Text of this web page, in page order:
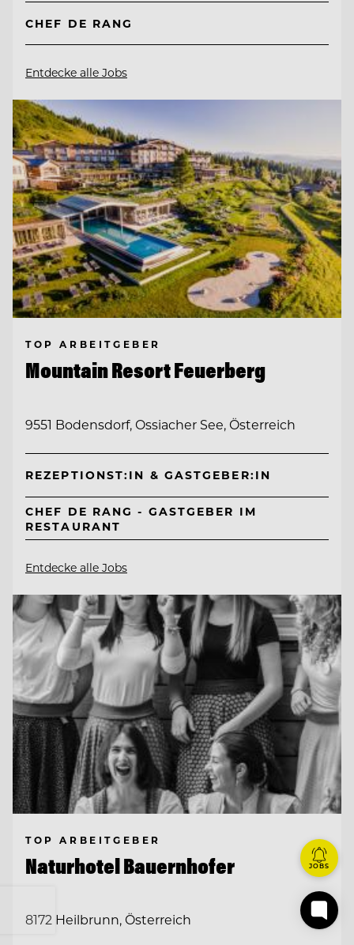
CHEF DE RANG
Entdecke alle Jobs
TOP ARBEITGEBER
Mountain Resort Feuerberg
9551 Bodensdorf, Ossiacher See, Österreich
REZEPTIONST:IN & GASTGEBER:IN
CHEF DE RANG - GASTGEBER IM
RESTAURANT
Entdecke alle Jobs
TOP ARBEITGEBER
Naturhotel Bauernhofer
8172 Heilbrunn, Österreich
JOBS